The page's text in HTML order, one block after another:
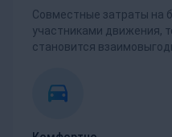
Совместные затраты на
участниками движения,
становится